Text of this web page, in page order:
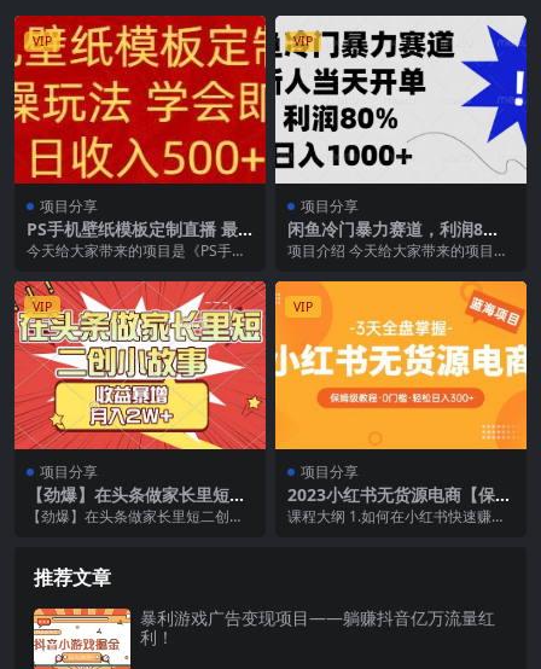
VIP
项目分享
PS手机壁纸模板定制直播 最
新实操玩法 学会即可上手 日
今天给大家带来的项目是《PS手机
会即可上手 日收...
VIP
项目分享
闲鱼冷门暴力赛道，利润8
0%，日入1000+新人当天开
项目介绍 今天给大家带来的项目是
单，利润80%，日...
VIP
项目分享
【劲爆】在头条做家长里短二
创小故事，收益暴增，月入2
【劲爆】在头条做家长里短二创小
VIP
项目分享
2023小红书无货源电商【保姆
级教程从0到日入300】爆单3
课程大纲 1.如何在小红书快速赚到
推荐文章
暴利游戏广告变现项目——躺赚抖音亿万流量红
利！